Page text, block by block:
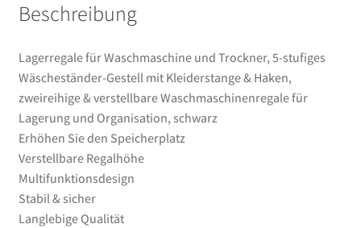
für
und
Organisation,
schwarz
Menge
Beschreibung
Lagerregale für Waschmaschine und Trockner, 5-stufiges
Wäscheständer-Gestell mit Kleiderstange & Haken,
zweireihige & verstellbare Waschmaschinenregale für
Lagerung und Organisation, schwarz
Erhöhen Sie den Speicherplatz
Verstellbare Regalhöhe
Multifunktionsdesign
Stabil & sicher
Langlebige Qualität